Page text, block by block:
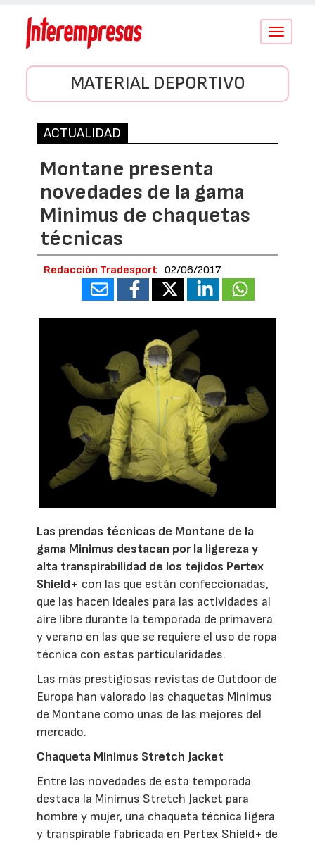
Conmutar
MATERIAL DEPORTIVO
ACTUALIDAD
Montane presenta
novedades de la gama
Minimus de chaquetas
técnicas
Redacción Tradesport 02/06/2017
Las prendas técnicas de Montane de la
gama Minimus destacan por la ligereza y
alta transpirabilidad de los tejidos Pertex
Shield+ con las que están confeccionadas,
que las hacen ideales para las actividades al
aire libre durante la temporada de primavera
y verano en las que se requiere el uso de ropa
técnica con estas particularidades.
Las más prestigiosas revistas de Outdoor de
Europa han valorado las chaquetas Minimus
de Montane como unas de las mejores del
mercado.
Chaqueta Minimus Stretch Jacket
Entre las novedades de esta temporada
destaca la Minimus Stretch Jacket para
hombre y mujer, una chaqueta técnica ligera
y transpirable fabricada en Pertex Shield+ de